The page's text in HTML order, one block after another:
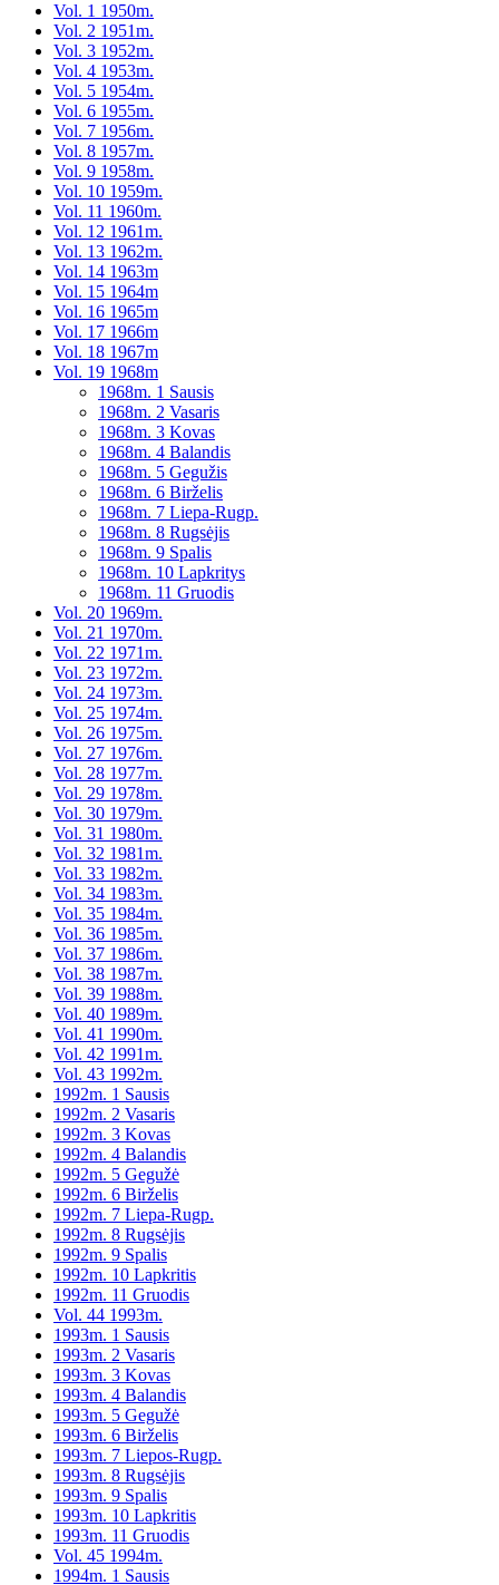
Vol. 1 1950m.
Vol. 2 1951m.
Vol. 3 1952m.
Vol. 4 1953m.
Vol. 5 1954m.
Vol. 6 1955m.
Vol. 7 1956m.
Vol. 8 1957m.
Vol. 9 1958m.
Vol. 10 1959m.
Vol. 11 1960m.
Vol. 12 1961m.
Vol. 13 1962m.
Vol. 14 1963m
Vol. 15 1964m
Vol. 16 1965m
Vol. 17 1966m
Vol. 18 1967m
Vol. 19 1968m
1968m. 1 Sausis
1968m. 2 Vasaris
1968m. 3 Kovas
1968m. 4 Balandis
1968m. 5 Gegužis
1968m. 6 Birželis
1968m. 7 Liepa-Rugp.
1968m. 8 Rugsėjis
1968m. 9 Spalis
1968m. 10 Lapkritys
1968m. 11 Gruodis
Vol. 20 1969m.
Vol. 21 1970m.
Vol. 22 1971m.
Vol. 23 1972m.
Vol. 24 1973m.
Vol. 25 1974m.
Vol. 26 1975m.
Vol. 27 1976m.
Vol. 28 1977m.
Vol. 29 1978m.
Vol. 30 1979m.
Vol. 31 1980m.
Vol. 32 1981m.
Vol. 33 1982m.
Vol. 34 1983m.
Vol. 35 1984m.
Vol. 36 1985m.
Vol. 37 1986m.
Vol. 38 1987m.
Vol. 39 1988m.
Vol. 40 1989m.
Vol. 41 1990m.
Vol. 42 1991m.
Vol. 43 1992m.
1992m. 1 Sausis
1992m. 2 Vasaris
1992m. 3 Kovas
1992m. 4 Balandis
1992m. 5 Gegužė
1992m. 6 Birželis
1992m. 7 Liepa-Rugp.
1992m. 8 Rugsėjis
1992m. 9 Spalis
1992m. 10 Lapkritis
1992m. 11 Gruodis
Vol. 44 1993m.
1993m. 1 Sausis
1993m. 2 Vasaris
1993m. 3 Kovas
1993m. 4 Balandis
1993m. 5 Gegužė
1993m. 6 Birželis
1993m. 7 Liepos-Rugp.
1993m. 8 Rugsėjis
1993m. 9 Spalis
1993m. 10 Lapkritis
1993m. 11 Gruodis
Vol. 45 1994m.
1994m. 1 Sausis